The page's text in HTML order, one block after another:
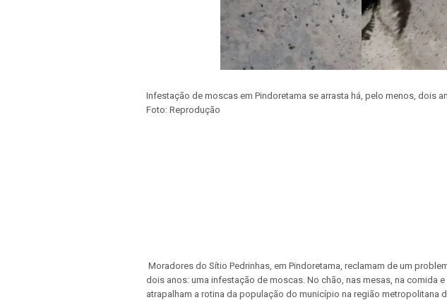
Infestação de moscas em Pindoretama se arrasta há, pelo menos, dois
Foto: Reprodução
Moradores do Sítio Pedrinhas, em Pindoretama, reclamam de um
dois anos: uma infestação de moscas. No chão, nas mesas, na comida
atrapalham a rotina da população do município na região metropolitana